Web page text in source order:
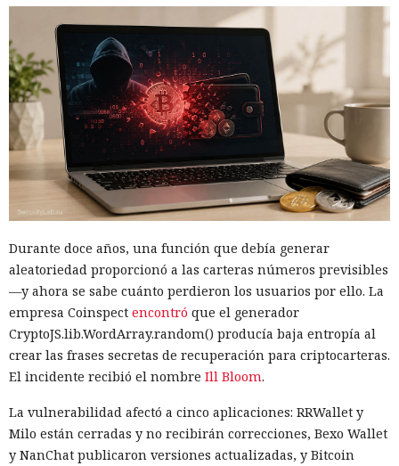
Durante doce años, una función que debía generar
aleatoriedad proporcionó a las carteras números previsibles
—y ahora se sabe cuánto perdieron los usuarios por ello. La
empresa Coinspect encontró que el generador
CryptoJS.lib.WordArray.random() producía baja entropía al
crear las frases secretas de recuperación para criptocarteras.
El incidente recibió el nombre Ill Bloom.
La vulnerabilidad afectó a cinco aplicaciones: RRWallet y
Milo están cerradas y no recibirán correcciones, Bexo Wallet
y NanChat publicaron versiones actualizadas, y Bitcoin